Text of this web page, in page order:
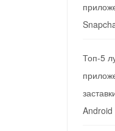
Топ-5
Android